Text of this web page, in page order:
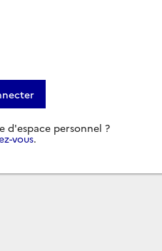
d'espace personnel ?
vous.